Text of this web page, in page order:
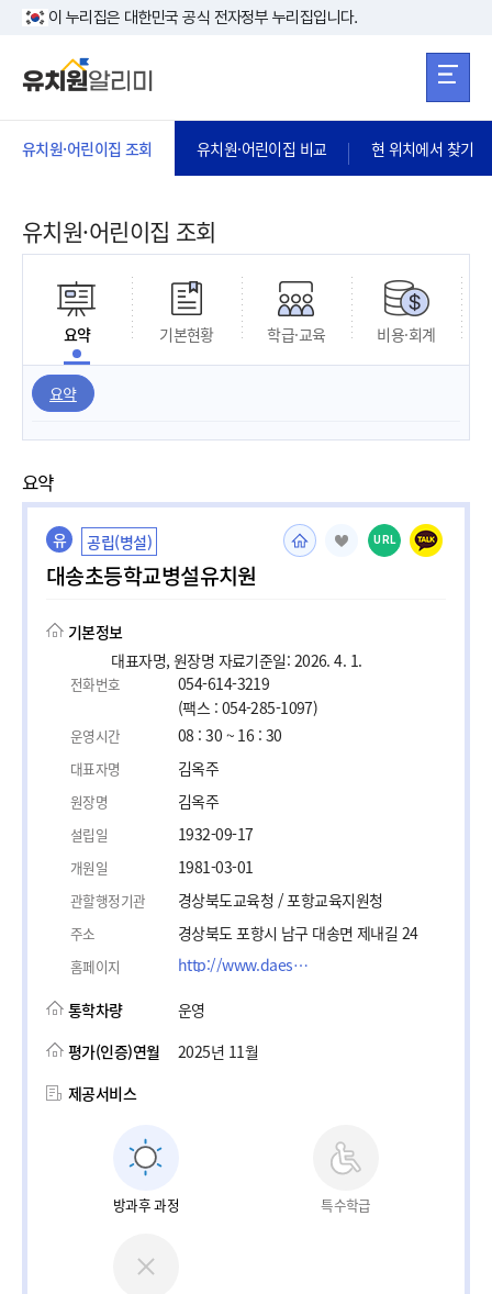
본문 바로가기
이 누리집은 대한민국 공식 전자정부 누리집입니다.
유치원·어린이집 조회 유치원·어린이집 비교 현 위치에서 찾기
유치원·어린이집 조회
요약 기본현황 학급·교육 비용·회계
요약
요약
유 공립(병설)
대송초등학교병설유치원
URL
기본정보
대표자명, 원장명 자료기준일: 2026. 4. 1.
전화번호
054-614-3219
(팩스 : 054-285-1097)
운영시간 08 : 30 ~ 16 : 30
대표자명 김옥주
원장명 김옥주
설립일 1932-09-17
개원일 1981-03-01
관할행정기관 경상북도교육청 / 포항교육지원청
주소 경상북도 포항시 남구 대송면 제내길 24
홈페이지 http://www.daesong.es.kr
통학차량
운영
평가(인증)연월
2025년 11월
제공서비스
방과후 과정 특수학급